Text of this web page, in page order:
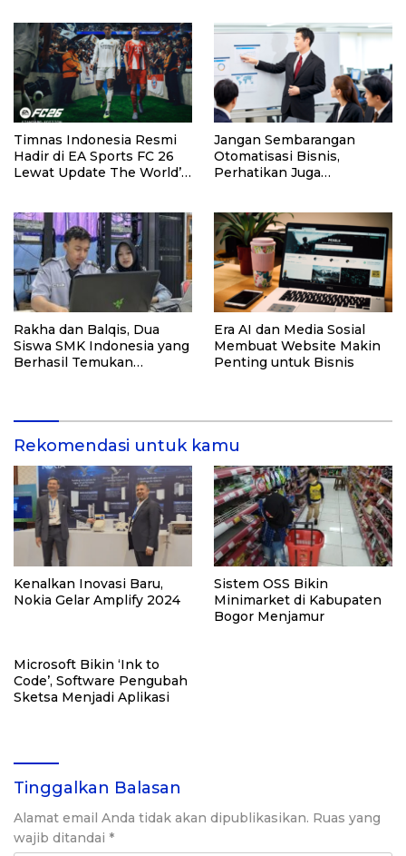
Timnas Indonesia Resmi
Hadir di EA Sports FC 26
Lewat Update The World’s
Jangan Sembarangan
Otomatisasi Bisnis,
Perhatikan Juga
Rakha dan Balqis, Dua
Siswa SMK Indonesia yang
Berhasil Temukan
Era AI dan Media Sosial
Membuat Website Makin
Penting untuk Bisnis
Rekomendasi untuk kamu
Kenalkan Inovasi Baru,
Nokia Gelar Amplify 2024
Sistem OSS Bikin
Minimarket di Kabupaten
Bogor Menjamur
Microsoft Bikin ‘Ink to
Code’, Software Pengubah
Sketsa Menjadi Aplikasi
Tinggalkan Balasan
Alamat email Anda tidak akan dipublikasikan. Ruas yang
wajib ditandai *